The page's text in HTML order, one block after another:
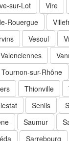
sur-Lot
de-Rouergue
Vesoul
Vervins
Valenciennes
Tournon-sur-
Thionville
Thiers
Senlis
Sélestat
Saumur
Sarrebourg